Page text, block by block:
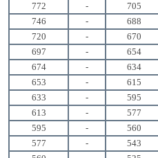
772
- 705
746
- 688
720
- 670
697
- 654
674
- 634
653
- 615
633
- 595
613
- 577
595
- 560
577
- 543